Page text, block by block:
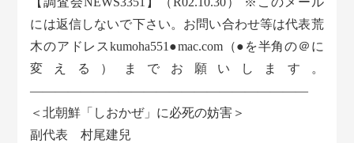
には返信しないで下さい。お問い合わせ等は代表荒
木のアドレスkumoha551●mac.com（●を半角の＠に
変える）までお願いします。
――――――――――――――――――――――
＜北朝鮮「しおかぜ」に必死の妨害＞
副代表 村尾建兒